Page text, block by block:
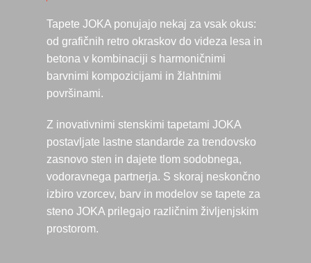
Tapete JOKA ponujajo nekaj za vsak okus:
od grafičnih retro okraskov do videza lesa in
betona v kombinaciji s harmoničnimi
barvnimi kompozicijami in žlahtnimi
površinami.
Z inovativnimi stenskimi tapetami JOKA
postavljate lastne standarde za trendovsko
zasnovo sten in dajete tlom sodobnega,
vodoravnega partnerja. S skoraj neskončno
izbiro vzorcev, barv in modelov se tapete za
steno JOKA prilegajo različnim življenjskim
prostorom.